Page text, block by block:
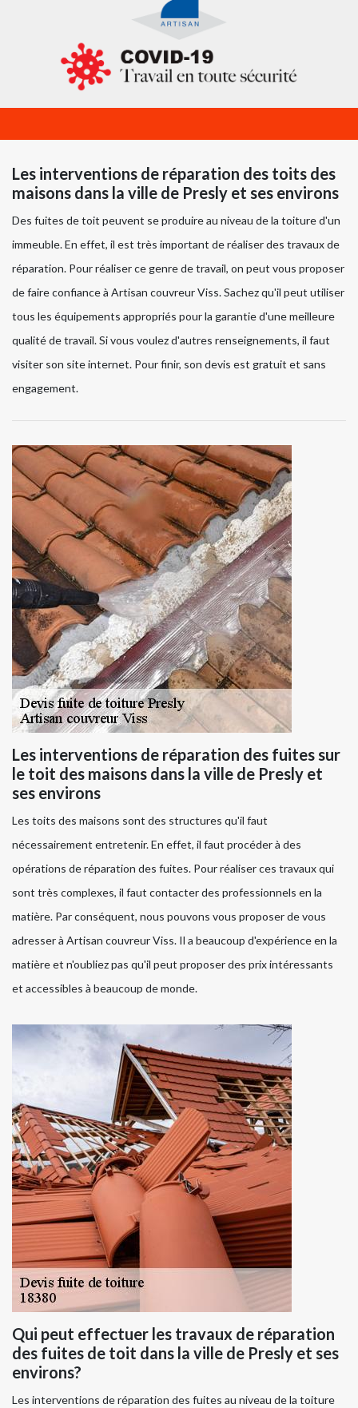
Les interventions de réparation des toits des
maisons dans la ville de Presly et ses environs
Des fuites de toit peuvent se produire au niveau de la toiture d'un
immeuble. En effet, il est très important de réaliser des travaux de
réparation. Pour réaliser ce genre de travail, on peut vous proposer
de faire confiance à Artisan couvreur Viss. Sachez qu'il peut utiliser
tous les équipements appropriés pour la garantie d'une meilleure
qualité de travail. Si vous voulez d'autres renseignements, il faut
visiter son site internet. Pour finir, son devis est gratuit et sans
engagement.
Les interventions de réparation des fuites sur
le toit des maisons dans la ville de Presly et
ses environs
Les toits des maisons sont des structures qu'il faut
nécessairement entretenir. En effet, il faut procéder à des
opérations de réparation des fuites. Pour réaliser ces travaux qui
sont très complexes, il faut contacter des professionnels en la
matière. Par conséquent, nous pouvons vous proposer de vous
adresser à Artisan couvreur Viss. Il a beaucoup d'expérience en la
matière et n'oubliez pas qu'il peut proposer des prix intéressants
et accessibles à beaucoup de monde.
Qui peut effectuer les travaux de réparation
des fuites de toit dans la ville de Presly et ses
environs?
Les interventions de réparation des fuites au niveau de la toiture